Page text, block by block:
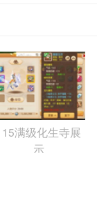
满级化生寺展
示